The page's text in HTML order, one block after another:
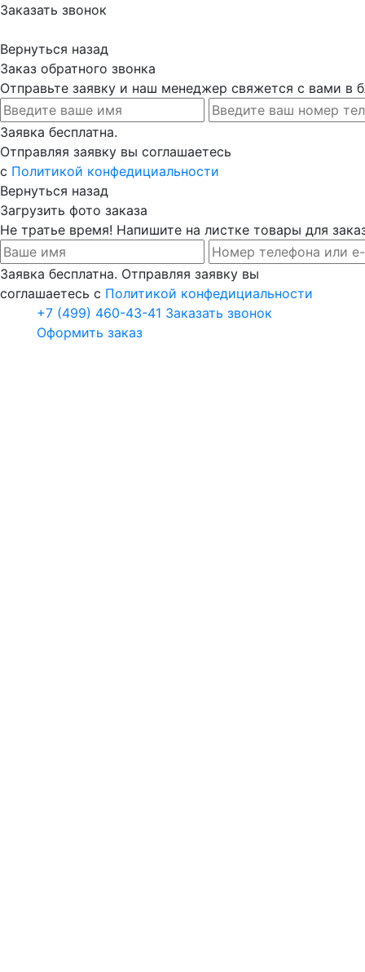
Заказать звонок
Вернуться назад
Заказ обратного звонка
Отправьте заявку и наш менеджер свяжется с вами в
Заявка бесплатна.
Отправляя заявку вы соглашаетесь
с Политикой конфедициальности
Вернуться назад
Загрузить фото заказа
Не тратье время! Напишите на листке товары для
Заявка бесплатна. Отправляя заявку вы
соглашаетесь с Политикой конфедициальности
+7 (499) 460-43-41 Заказать звонок
Оформить заказ